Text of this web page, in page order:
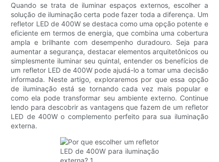
Quando se trata de iluminar espaços externos, escolher a
solução de iluminação certa pode fazer toda a diferença. Um
refletor LED de 400W se destaca como uma opção potente e
eficiente em termos de energia, que combina uma cobertura
ampla e brilhante com desempenho duradouro. Seja para
aumentar a segurança, destacar elementos arquitetônicos ou
simplesmente iluminar seu quintal, entender os benefícios de
um refletor LED de 400W pode ajudá-lo a tomar uma decisão
informada. Neste artigo, exploraremos por que essa opção
de iluminação está se tornando cada vez mais popular e
como ela pode transformar seu ambiente externo. Continue
lendo para descobrir as vantagens que fazem de um refletor
LED de 400W o complemento perfeito para sua iluminação
externa.